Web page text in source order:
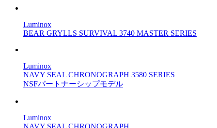
Luminox
BEAR GRYLLS SURVIVAL 3740 MASTER SERIES
Luminox
NAVY SEAL CHRONOGRAPH 3580 SERIES
NSFパートナーシップモデル
Luminox